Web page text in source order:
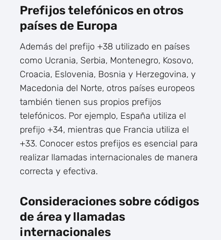
Prefijos telefónicos en otros
países de Europa
Además del prefijo +38 utilizado en países
como Ucrania, Serbia, Montenegro, Kosovo,
Croacia, Eslovenia, Bosnia y Herzegovina, y
Macedonia del Norte, otros países europeos
también tienen sus propios prefijos
telefónicos. Por ejemplo, España utiliza el
prefijo +34, mientras que Francia utiliza el
+33. Conocer estos prefijos es esencial para
realizar llamadas internacionales de manera
correcta y efectiva.
Consideraciones sobre códigos
de área y llamadas
internacionales